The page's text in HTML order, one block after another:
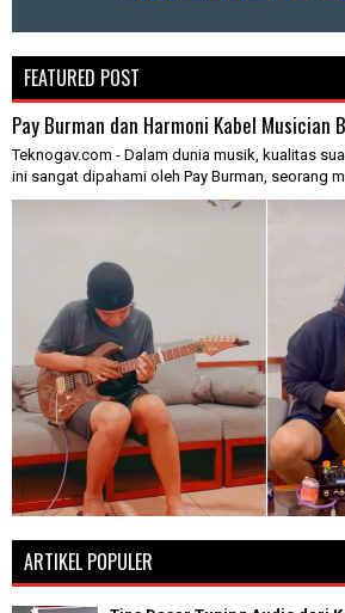
FEATURED POST
Pay Burman dan Harmoni Kabel Musician
Teknogav.com - Dalam dunia musik, kualitas
ini sangat dipahami oleh Pay Burman, seorang
ARTIKEL POPULER